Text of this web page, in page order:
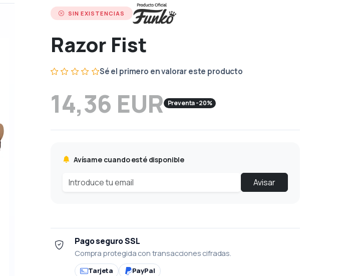
SIN EXISTENCIAS
Razor Fist
Sé el primero en valorar este producto
14,36 EUR Preventa -20%
Avísame cuando esté disponible
Avisar
Pago seguro SSL
Compra protegida con transacciones cifradas.
Tarjeta PayPal